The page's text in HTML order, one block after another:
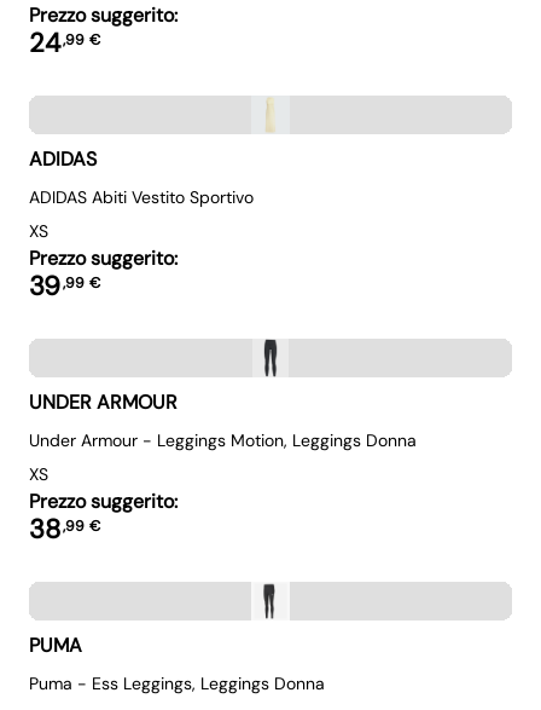
Prezzo suggerito:
24,99 €
ADIDAS
ADIDAS Abiti Vestito Sportivo
XS
Prezzo suggerito:
39,99 €
UNDER ARMOUR
Under Armour - Leggings Motion, Leggings Donna
XS
Prezzo suggerito:
38,99 €
PUMA
Puma - Ess Leggings, Leggings Donna